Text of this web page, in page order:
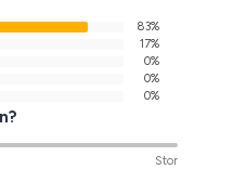
83%
17%
0%
0%
0%
Stor